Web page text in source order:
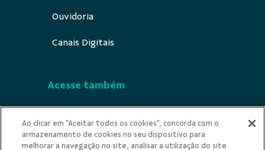
Ouvidoria
Canais Digitais
Acesse também
Indícios de Ilicitude
Ao clicar em "Aceitar todos os cookies", concorda com o
armazenamento de cookies no seu dispositivo para
melhorar a navegação no site, analisar a utilização do site